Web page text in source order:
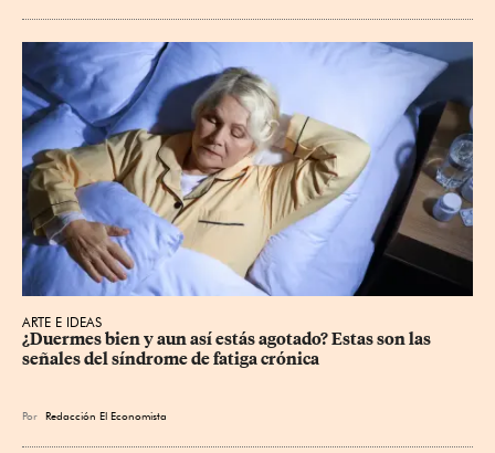
ARTE E IDEAS
¿Duermes bien y aun así estás agotado? Estas son las
señales del síndrome de fatiga crónica
Por Redacción El Economista